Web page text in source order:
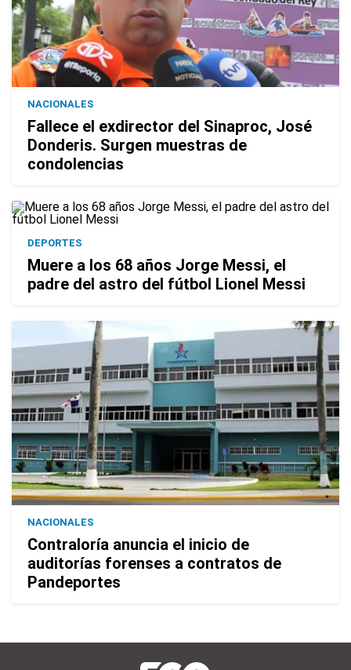
NACIONALES
Fallece el exdirector del Sinaproc, José
Donderis. Surgen muestras de
condolencias
DEPORTES
Muere a los 68 años Jorge Messi, el
padre del astro del fútbol Lionel Messi
NACIONALES
Contraloría anuncia el inicio de
auditorías forenses a contratos de
Pandeportes